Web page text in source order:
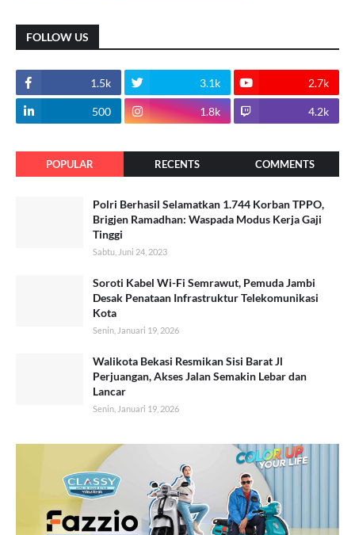
FOLLOW US
1.5k 3.1k 2.7k
500 1.8k 4.2k
POPULAR RECENTS COMMENTS
Polri Berhasil Selamatkan 1.744 Korban TPPO,
Brigjen Ramadhan: Waspada Modus Kerja Gaji
Tinggi
Sabtu, Juni 24, 2023
Soroti Kabel Wi-Fi Semrawut, Pemuda Jambi
Desak Penataan Infrastruktur Telekomunikasi
Kota
Senin, Januari 19, 2026
Walikota Bekasi Resmikan Sisi Barat Jl
Perjuangan, Akses Jalan Semakin Lebar dan
Lancar
Senin, Januari 19, 2026